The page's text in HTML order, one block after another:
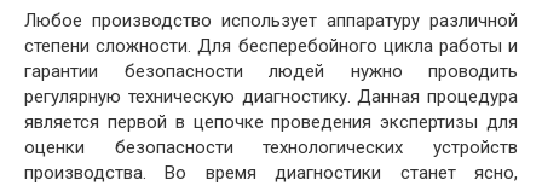
Любое производство использует аппаратуру различной
степени сложности. Для бесперебойного цикла работы и
гарантии безопасности людей нужно проводить
регулярную техническую диагностику. Данная процедура
является первой в цепочке проведения экспертизы для
оценки безопасности технологических устройств
производства. Во время диагностики станет ясно,